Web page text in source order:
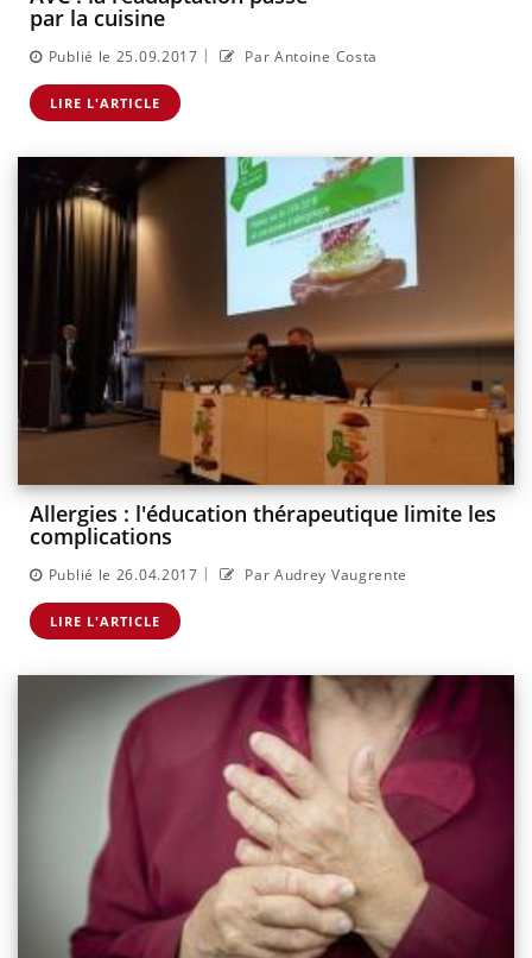
par la cuisine
Publié le 25.09.2017 | Par Antoine Costa
LIRE L'ARTICLE
Allergies : l'éducation thérapeutique limite les
complications
Publié le 26.04.2017 | Par Audrey Vaugrente
LIRE L'ARTICLE